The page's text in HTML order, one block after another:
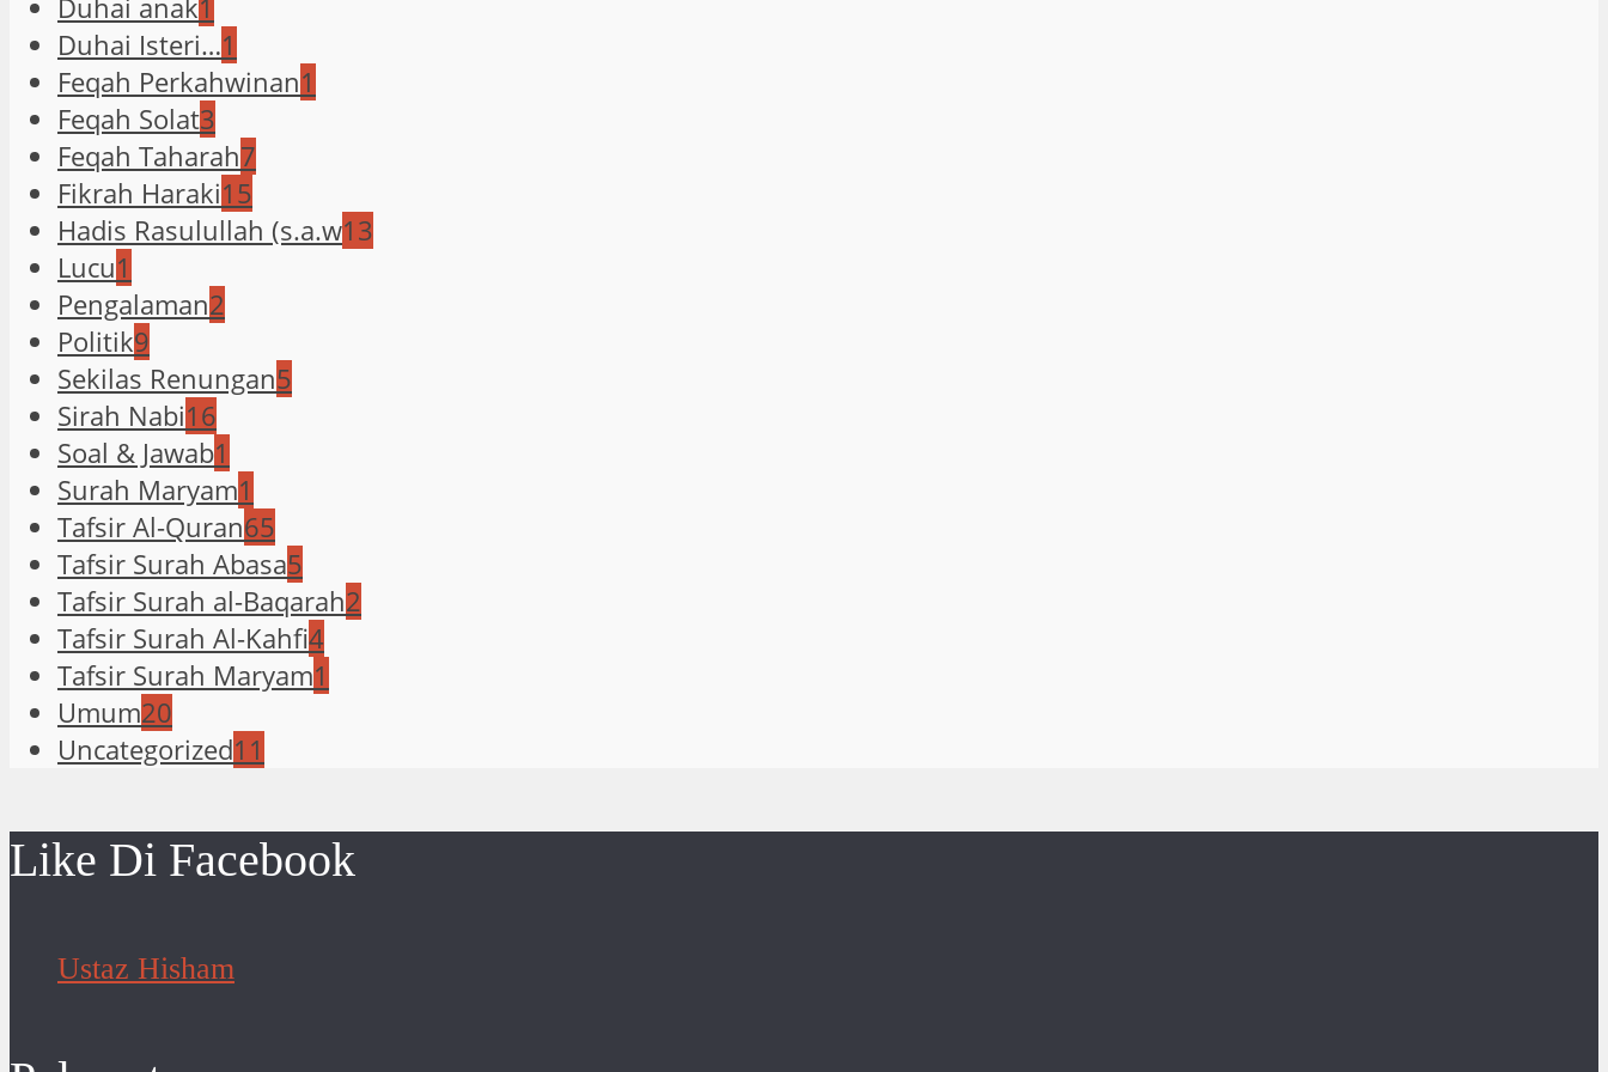
Duhai anak1
Duhai Isteri…1
Feqah Perkahwinan1
Feqah Solat3
Feqah Taharah7
Fikrah Haraki15
Hadis Rasulullah (s.a.w13
Lucu1
Pengalaman2
Politik9
Sekilas Renungan5
Sirah Nabi16
Soal & Jawab1
Surah Maryam1
Tafsir Al-Quran65
Tafsir Surah Abasa5
Tafsir Surah al-Baqarah2
Tafsir Surah Al-Kahfi4
Tafsir Surah Maryam1
Umum20
Uncategorized11
Like Di Facebook
Ustaz Hisham